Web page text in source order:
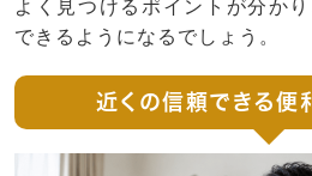
よく見つけるポイントが分か
できるようになるでしょう。
近くの信頼できる便